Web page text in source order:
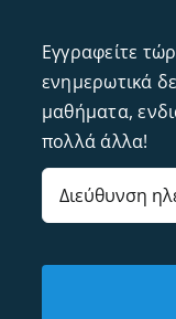
Εγγραφείτε
ενημερωτικά
μαθήματα,
πολλά άλλα!
Email